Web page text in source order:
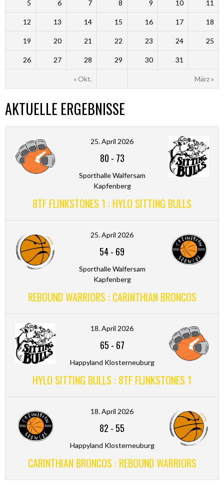
« Okt. März »
5 6 7 8 9 10 11
12 13 14 15 16 17 18
19 20 21 22 23 24 25
26 27 28 29 30 31
AKTUELLE ERGEBNISSE
25. April 2026
80 - 73
Sporthalle Walfersam
Kapfenberg
8TF FLINKSTONES 1 : HYLO SITTING BULLS
25. April 2026
54- 69
Sporthalle Walfersam
Kapfenberg
REBOUND WARRIORS : CARINTHIAN BRONCOS
18. April 2026
65 - 67
Happyland Klosterneuburg
HYLO SITTING BULLS : 8TF FLINKSTONES 1
18. April 2026
82 - 55
Happyland Klosterneuburg
CARINTHIAN BRONCOS : REBOUND WARRIORS